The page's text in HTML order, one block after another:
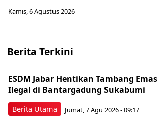
Kamis, 6 Agustus 2026
Berita Terkini
Berita Utama
ESDM Jabar Hentikan Tambang Emas
Ilegal di Bantargadung Sukabumi
Jumat, 7 Agu 2026 - 09:17